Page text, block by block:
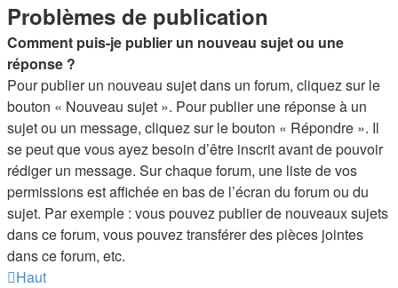
Problèmes de publication
Comment puis-je publier un nouveau sujet ou une
réponse ?
Pour publier un nouveau sujet dans un forum, cliquez sur le
bouton « Nouveau sujet ». Pour publier une réponse à un
sujet ou un message, cliquez sur le bouton « Répondre ». Il
se peut que vous ayez besoin d’être inscrit avant de pouvoir
rédiger un message. Sur chaque forum, une liste de vos
permissions est affichée en bas de l’écran du forum ou du
sujet. Par exemple : vous pouvez publier de nouveaux sujets
dans ce forum, vous pouvez transférer des pièces jointes
dans ce forum, etc.
Haut